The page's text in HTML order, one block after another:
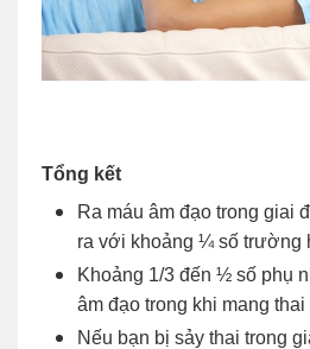
Tổng kết
Ra máu âm đạo trong giai
ra với khoảng ¼ số trường
Khoảng 1/3 đến ½ số phụ
âm đạo trong khi mang
Nếu bạn bị sảy thai trong